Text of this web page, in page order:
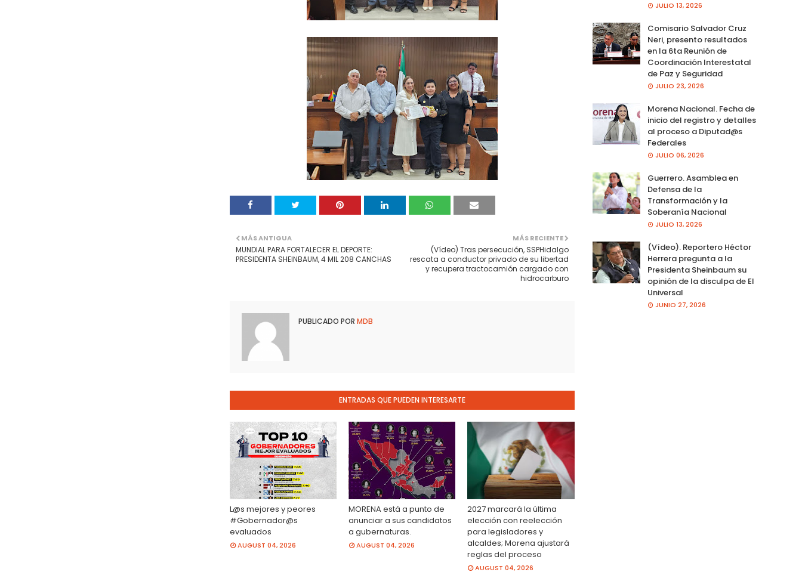
MÁS RECIENTE
(Vídeo) Tras persecución, SSPHidalgo
rescata a conductor privado de su libertad
y recupera tractocamión cargado con
hidrocarburo
MÁS ANTIGUA
MUNDIAL PARA FORTALECER EL DEPORTE:
PRESIDENTA SHEINBAUM, 4 MIL 208 CANCHAS
PUBLICADO POR MDB
ENTRADAS QUE PUEDEN INTERESARTE
L@s mejores y peores
#Gobernador@s
evaluados
AUGUST 04, 2026
MORENA está a punto de
anunciar a sus candidatos
a gubernaturas.
AUGUST 04, 2026
2027 marcará la última
elección con reelección
para legisladores y
alcaldes; Morena ajustará
reglas del proceso
AUGUST 04, 2026
JULIO 13, 2026
Comisario Salvador Cruz
Neri, presento resultados
en la 6ta Reunión de
Coordinación Interestatal
de Paz y Seguridad
JULIO 23, 2026
Morena Nacional. Fecha de
inicio del registro y detalles
al proceso a Diputad@s
Federales
JULIO 06, 2026
Guerrero. Asamblea en
Defensa de la
Transformación y la
Soberanía Nacional
JULIO 13, 2026
(Vídeo). Reportero Héctor
Herrera pregunta a la
Presidenta Sheinbaum su
opinión de la disculpa de El
Universal
JUNIO 27, 2026